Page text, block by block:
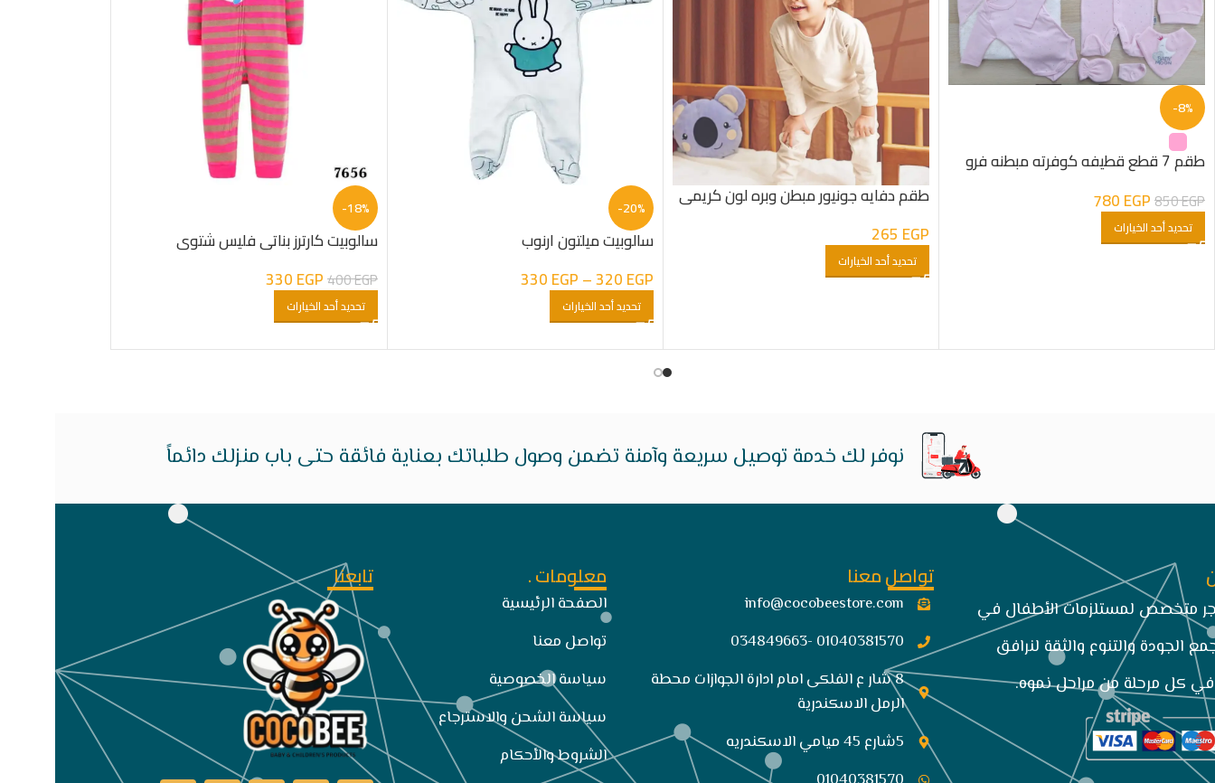
-8%
طقم 7 قطع قطيفه كوفرته مبطنه فرو
شكل هلال بناتى
850EGP
780EGP
تحديد أحد الخيارات
طقم دفايه جونيور مبطن وبره لون كريمى
265 EGP
تحديد أحد الخيارات
-20%
سالوبيت ميلتون ارنوب
320EGP
–
330EGP
تحديد أحد الخيارات
-18%
سالوبيت كارترز بناتى فليس شتوى
400EGP
330EGP
تحديد أحد الخيارات
نوفر لك خدمة توصيل سريعة وآمنة تضمن وصول طلباتك بعناية فائقة حتى باب منزلك دائماً
متخصص لمستلزمات الأطفال في
الجودة والتنوع والثقة لنرافق
كل مرحلة من مراحل نموه.
تواصل معنا
info@cocobeestore.com​
01040381570 -034849663
8 شار ع الفلكى امام ادارة الجوازات محطة
الرمل الاسكندرية
5شارع 45 ميامي الاسكندريه
معلومات .
الصفحة الرئيسية
تواصل معنا
سياسة الخصوصية
سياسة الشحن والاسترجاع
الشروط والأحكام
تابعنا